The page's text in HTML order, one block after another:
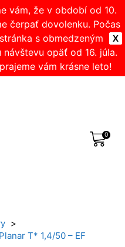
X
vám, že v období od 10.
čerpať dovolenku. Počas
s obmedzeným
opäť od 16. júla.
vám krásne leto!
0
T* 1,4/50 – EF